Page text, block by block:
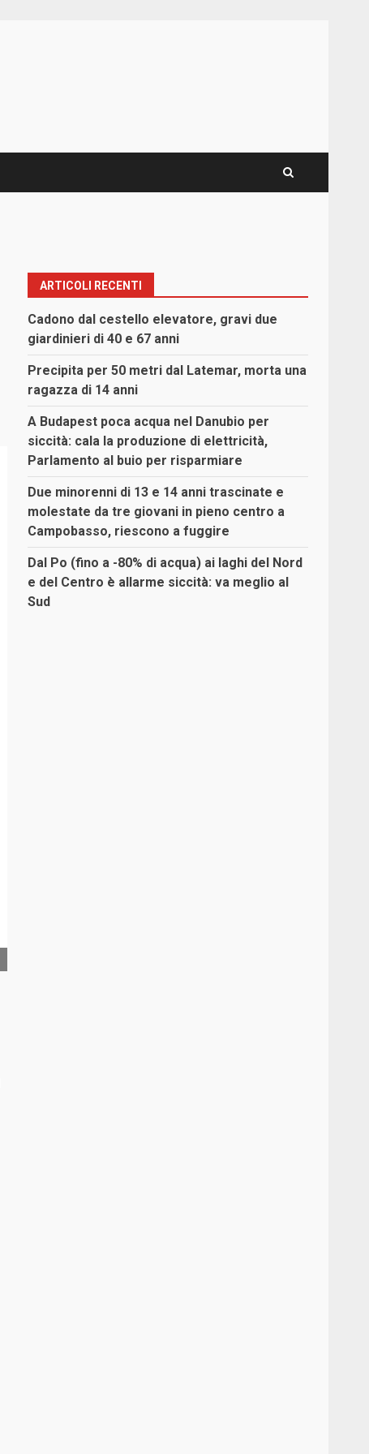
ARTICOLI RECENTI
Cadono dal cestello elevatore, gravi due
giardinieri di 40 e 67 anni
Precipita per 50 metri dal Latemar, morta una
ragazza di 14 anni
A Budapest poca acqua nel Danubio per
siccità: cala la produzione di elettricità,
Parlamento al buio per risparmiare
Due minorenni di 13 e 14 anni trascinate e
molestate da tre giovani in pieno centro a
Campobasso, riescono a fuggire
Dal Po (fino a -80% di acqua) ai laghi del Nord
e del Centro è allarme siccità: va meglio al
Sud